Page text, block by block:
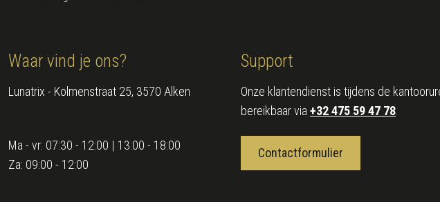
Waar vind je ons?
Lunatrix - Kolmenstraat 25, 3570 Alken
Ma - vr: 07:30 - 12:00 | 13:00 - 18:00
Za: 09:00 - 12:00
Support
Onze klantendienst is tijdens de
bereikbaar via +32 475 59 47 78
Contactformulier